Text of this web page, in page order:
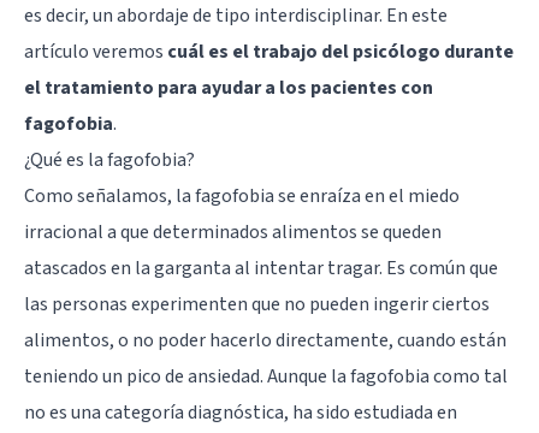
es decir, un abordaje de tipo interdisciplinar. En este
artículo veremos cuál es el trabajo del psicólogo durante
el tratamiento para ayudar a los pacientes con
fagofobia.
¿Qué es la fagofobia?
Como señalamos, la fagofobia se enraíza en el miedo
irracional a que determinados alimentos se queden
atascados en la garganta al intentar tragar. Es común que
las personas experimenten que no pueden ingerir ciertos
alimentos, o no poder hacerlo directamente, cuando están
teniendo un pico de ansiedad. Aunque la fagofobia como tal
no es una categoría diagnóstica, ha sido estudiada en